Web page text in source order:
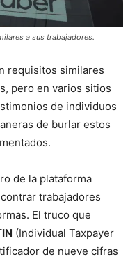
a sus trabajadores.
requisitos similares
pero en varios sitios
de individuos
de burlar estos
de la plataforma
trabajadores
El truco que
(Individual Taxpayer
de nueve cifras